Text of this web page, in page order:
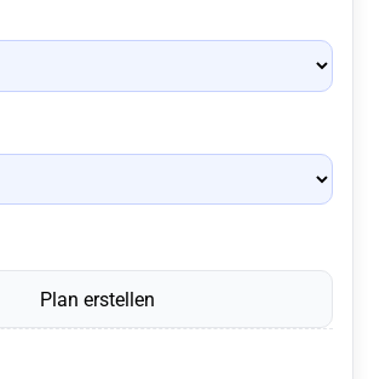
Plan erstellen